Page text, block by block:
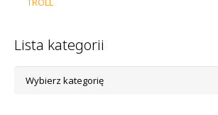
Lista kategorii
kategorii